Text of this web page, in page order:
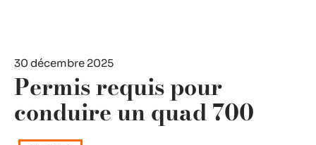
30 décembre 2025
Permis requis pour
conduire un quad 700